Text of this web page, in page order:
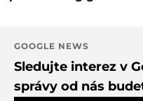
GOOGLE NEWS
Sledujte interez v
správy od nás